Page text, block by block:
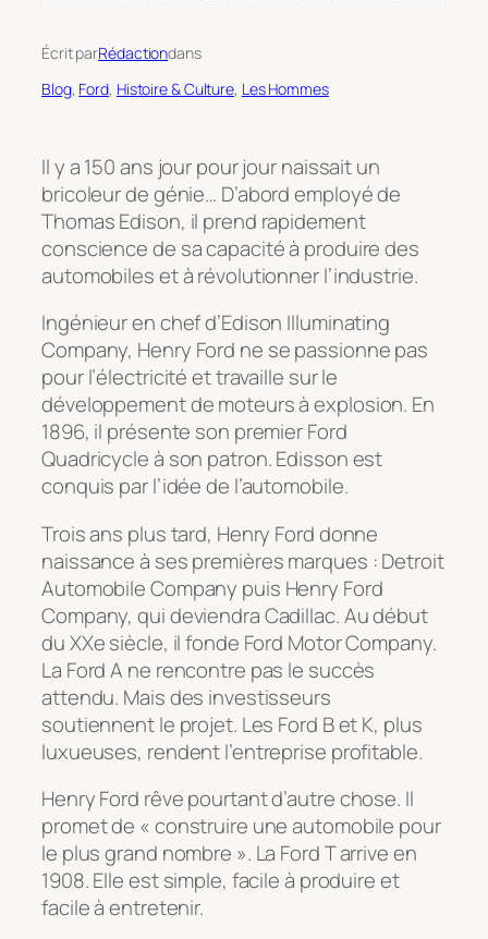
Écrit parRédactiondans
Blog, Ford, Histoire & Culture, Les Hommes
Il y a 150 ans jour pour jour naissait un
bricoleur de génie… D’abord employé de
Thomas Edison, il prend rapidement
conscience de sa capacité à produire des
automobiles et à révolutionner l’industrie.
Ingénieur en chef d’Edison Illuminating
Company, Henry Ford ne se passionne pas
pour l’électricité et travaille sur le
développement de moteurs à explosion. En
1896, il présente son premier Ford
Quadricycle à son patron. Edisson est
conquis par l’idée de l’automobile.
Trois ans plus tard, Henry Ford donne
naissance à ses premières marques : Detroit
Automobile Company puis Henry Ford
Company, qui deviendra Cadillac. Au début
du XXe siècle, il fonde Ford Motor Company.
La Ford A ne rencontre pas le succès
attendu. Mais des investisseurs
soutiennent le projet. Les Ford B et K, plus
luxueuses, rendent l’entreprise profitable.
Henry Ford rêve pourtant d’autre chose. Il
promet de « construire une automobile pour
le plus grand nombre ». La Ford T arrive en
1908. Elle est simple, facile à produire et
facile à entretenir.